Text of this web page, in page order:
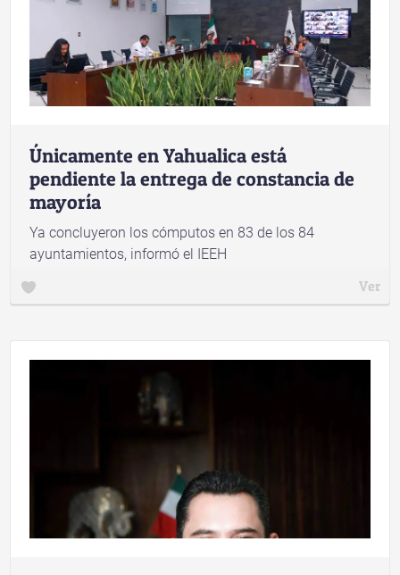
Únicamente en Yahualica está
pendiente la entrega de constancia de
mayoría
Ya concluyeron los cómputos en 83 de los 84
ayuntamientos, informó el IEEH
Ver